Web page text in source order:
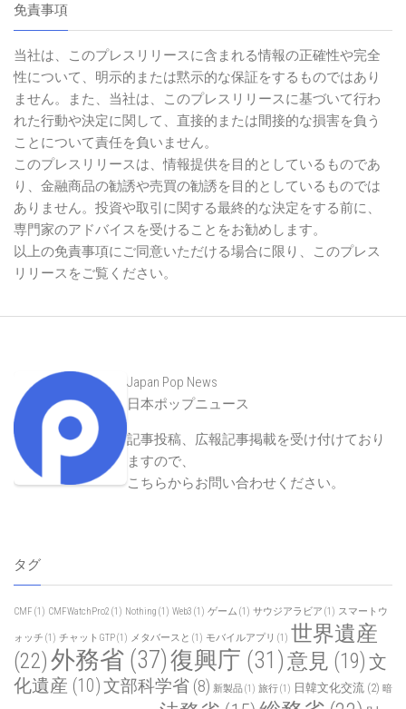
免責事項
当社は、このプレスリリースに含まれる情報の正確性や完全
性について、明示的または黙示的な保証をするものではあり
ません。また、当社は、このプレスリリースに基づいて行わ
れた行動や決定に関して、直接的または間接的な損害を負う
ことについて責任を負いません。
このプレスリリースは、情報提供を目的としているものであ
り、金融商品の勧誘や売買の勧誘を目的としているものでは
ありません。投資や取引に関する最終的な決定をする前に、
専門家のアドバイスを受けることをお勧めします。
以上の免責事項にご同意いただける場合に限り、このプレス
リリースをご覧ください。
Japan Pop News
日本ポップニュース
記事投稿、広報記事掲載を受け付けており
ますので、
こちらからお問い合わせください。
タグ
CMF (1) CMFWatchPro2 (1) Nothing (1) Web3 (1) ゲーム (1) サウジアラビア (1) スマートウ
ォッチ (1) チャットGTP(1) メタバースと (1) モバイルアプリ (1) 世界遺産
(22)外務省 (37)復興庁 (31)意見 (19) 文
化遺産 (10)文部科学省 (8) 新製品(1) 旅行(1) 日韓文化交流 (2) 暗